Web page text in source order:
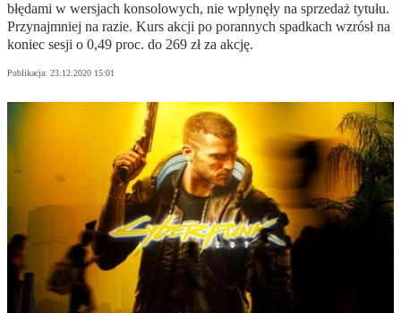
błędami w wersjach konsolowych, nie wpłynęły na sprzedaż tytułu.
Przynajmniej na razie. Kurs akcji po porannych spadkach wzrósł na
koniec sesji o 0,49 proc. do 269 zł za akcję.
Publikacja: 23.12.2020 15:01